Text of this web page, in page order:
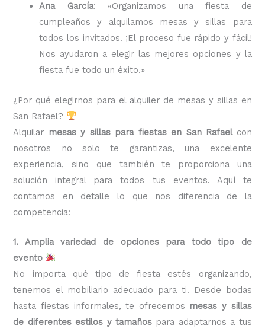
Ana García: «Organizamos una fiesta de
cumpleaños y alquilamos mesas y sillas para
todos los invitados. ¡El proceso fue rápido y fácil!
Nos ayudaron a elegir las mejores opciones y la
fiesta fue todo un éxito.»
¿Por qué elegirnos para el alquiler de mesas y sillas en
San Rafael?
Alquilar mesas y sillas para fiestas en San Rafael con
nosotros no solo te garantizas, una excelente
experiencia, sino que también te proporciona una
solución integral para todos tus eventos. Aquí te
contamos en detalle lo que nos diferencia de la
competencia:
1. Amplia variedad de opciones para todo tipo de
evento
No importa qué tipo de fiesta estés organizando,
tenemos el mobiliario adecuado para ti. Desde bodas
hasta fiestas informales, te ofrecemos mesas y sillas
de diferentes estilos y tamaños para adaptarnos a tus